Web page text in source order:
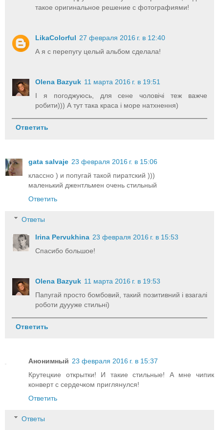
такое оригинальное решение с фотографиями!
LikaColorful 27 февраля 2016 г. в 12:40
А я с перепугу целый альбом сделала!
Olena Bazyuk 11 марта 2016 г. в 19:51
І я погоджуюсь, для сене чоловічі теж важче
робити))) А тут така краса і море натхнення)
Ответить
gata salvaje 23 февраля 2016 г. в 15:06
классно ) и попугай такой пиратский )))
маленький джентльмен очень стильный
Ответить
Ответы
Irina Pervukhina 23 февраля 2016 г. в 15:53
Спасибо большое!
Olena Bazyuk 11 марта 2016 г. в 19:53
Папугай просто бомбовий, такий позитивний і взагалі
роботи дуууже стильні)
Ответить
Анонимный 23 февраля 2016 г. в 15:37
Крутецкие открытки! И такие стильные! А мне чипик
конверт с сердечком приглянулся!
Ответить
Ответы